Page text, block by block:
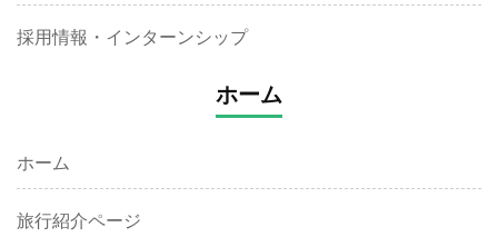
採用情報・インターンシップ
ホーム
ホーム
旅行紹介ページ